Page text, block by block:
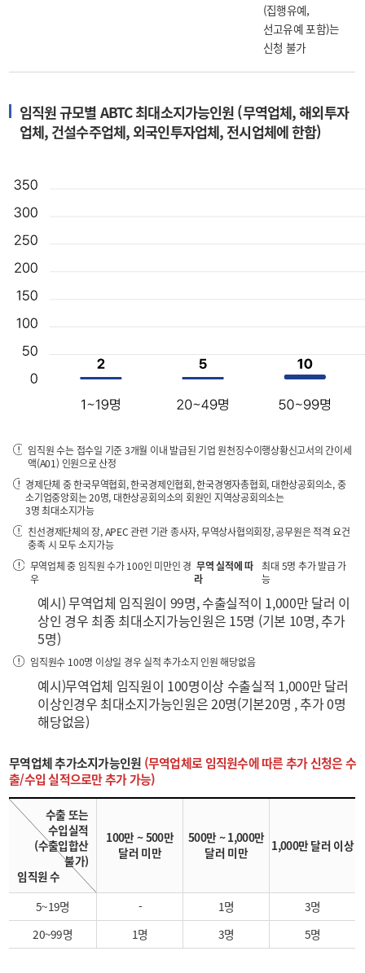
(집행유예,
선고유예 포함)는
신청 불가
임직원 규모별 ABTC 최대소지가능인원 (무역업체, 해외투자
업체, 건설수주업체, 외국인투자업체, 전시업체에 한함)
임직원 수는 접수일 기준 3개월 이내 발급된 기업 원천징수이행상황신고서의 간이세
액(A01) 인원으로 산정
경제단체 중 한국무역협회, 한국경제인협회, 한국경영자총협회, 대한상공회의소, 중
소기업중앙회는 20명, 대한상공회의소의 회원인 지역상공회의소는
3명 최대소지가능
친선경제단체의 장, APEC 관련 기관 종사자, 무역상사협의회장, 공무원은 적격 요건
충족 시 모두 소지가능
무역업체 중 임직원 수가 100인 미만인 경
우
무역 실적에 따
라
최대 5명 추가 발급 가
능
예시) 무역업체 임직원이 99명, 수출실적이 1,000만 달러 이
상인 경우 최종 최대소지가능인원은 15명 (기본 10명, 추가
5명)
임직원수 100명 이상일 경우 실적 추가소지 인원 해당없음
예시)무역업체 임직원이 100명이상 수출실적 1,000만 달러
이상인경우 최대소지가능인원은 20명(기본20명 , 추가 0명
해당없음)
무역업체 추가소지가능인원 (무역업체로 임직원수에 따른 추가 신청은 수
출/수입 실적으로만 추가 가능)
수출 또는
수입실적
(수출입합산
불가)
임직원 수
100만 ~ 500만
달러 미만
500만 ~ 1,000만
달러 미만
1,000만 달러 이상
5~19명 - 1명
3명
20~99명
1명 3명 5명